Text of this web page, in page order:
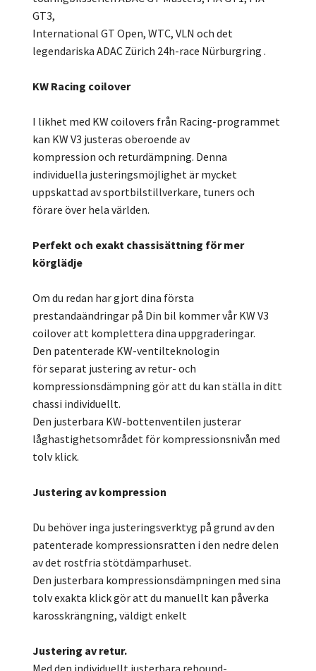
GT3,
International GT Open, WTC, VLN och det
legendariska ADAC Zürich 24h-race Nürburgring .
KW Racing coilover
I likhet med KW coilovers från Racing-programmet
kan KW V3 justeras oberoende av
kompression och returdämpning. Denna
individuella justeringsmöjlighet är mycket
uppskattad av sportbilstillverkare, tuners och
förare över hela världen.
Perfekt och exakt chassisättning för mer
körglädje
Om du redan har gjort dina första
prestandaändringar på Din bil kommer vår KW V3
coilover att komplettera dina uppgraderingar.
Den patenterade KW-ventilteknologin
för separat justering av retur- och
kompressionsdämpning gör att du kan ställa in ditt
chassi individuellt.
Den justerbara KW-bottenventilen justerar
låghastighetsområdet för kompressionsnivån med
tolv klick.
Justering av kompression
Du behöver inga justeringsverktyg på grund av den
patenterade kompressionsratten i den nedre delen
av det rostfria stötdämparhuset.
Den justerbara kompressionsdämpningen med sina
tolv exakta klick gör att du manuellt kan påverka
karosskrängning, väldigt enkelt
Justering av retur.